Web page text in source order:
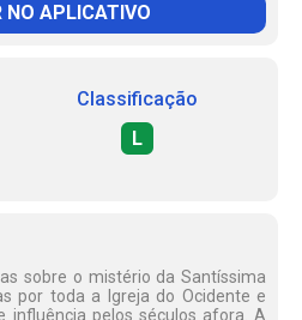
NO APLICATIVO
Classificação
L
sobre o mistério da Santíssima
por toda a Igreja do Ocidente e
influência pelos séculos afora. A